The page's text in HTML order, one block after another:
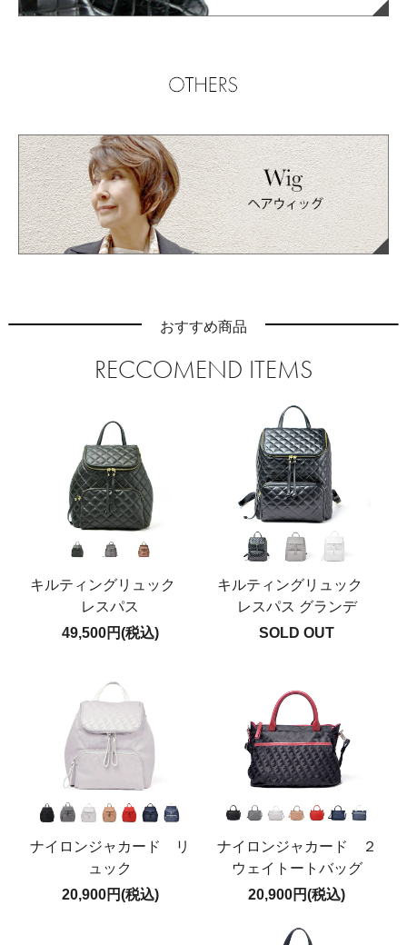
おすすめ商品
RECCOMEND ITEMS
キルティングリュック
レスパス
49,500円(税込)
キルティングリュック
レスパス グランデ
SOLD OUT
ナイロンジャカード リ
ュック
20,900円(税込)
ナイロンジャカード ２
ウェイトートバッグ
20,900円(税込)